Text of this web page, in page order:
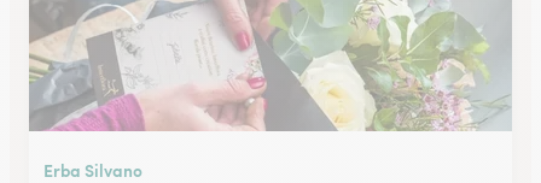
Erba Silvano